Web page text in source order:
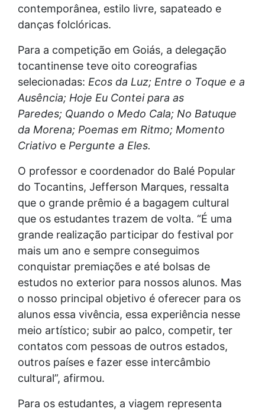
contemporânea, estilo livre, sapateado e
danças folclóricas.
Para a competição em Goiás, a delegação
tocantinense teve oito coreografias
selecionadas: Ecos da Luz; Entre o Toque e a
Ausência; Hoje Eu Contei para as
Paredes; Quando o Medo Cala; No Batuque
da Morena; Poemas em Ritmo; Momento
Criativo e Pergunte a Eles.
O professor e coordenador do Balé Popular
do Tocantins, Jefferson Marques, ressalta
que o grande prêmio é a bagagem cultural
que os estudantes trazem de volta. “É uma
grande realização participar do festival por
mais um ano e sempre conseguimos
conquistar premiações e até bolsas de
estudos no exterior para nossos alunos. Mas
o nosso principal objetivo é oferecer para os
alunos essa vivência, essa experiência nesse
meio artístico; subir ao palco, competir, ter
contatos com pessoas de outros estados,
outros países e fazer esse intercâmbio
cultural”, afirmou.
Para os estudantes, a viagem representa